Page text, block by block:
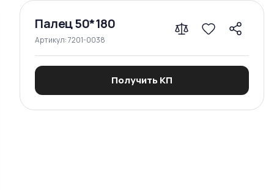
Палец 50*180
Артикул:7201-0038
Получить КП